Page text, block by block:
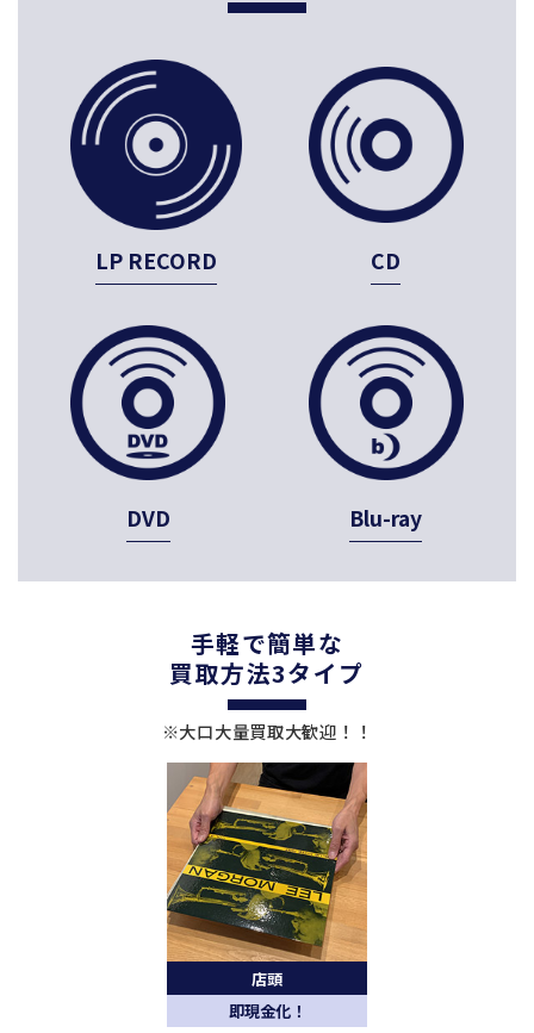
LP RECORD CD
DVD Blu-ray
手軽で簡単な
買取方法3タイプ
※大口大量買取大歓迎！！
店頭
即現金化！